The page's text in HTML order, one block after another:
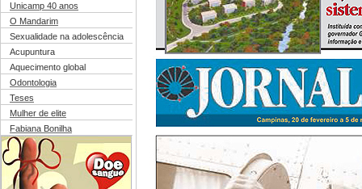
Unicamp 40 anos
O Mandarim
Sexualidade na adolescência
Acupuntura
Aquecimento global
Odontologia
Teses
Mulher de elite
Fabiana Bonilha